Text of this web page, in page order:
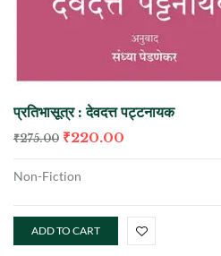
प्रतिभासूत्र : देवदत्त पट्टनायक
₹275.00 ₹220.00
Non-Fiction
ADD TO CART